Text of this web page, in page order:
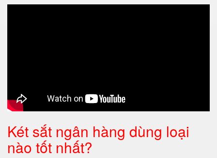
Két sắt ngân hàng dùng loại
nào tốt nhất?